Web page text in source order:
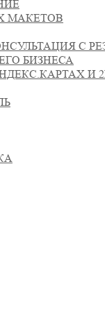
МАКЕТОВ
С
БИЗНЕСА
И